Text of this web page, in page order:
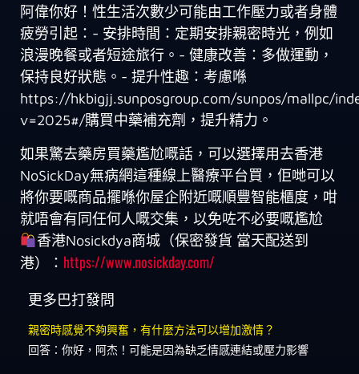
阿偉你好！性生活次數少可能由工作壓力或者身體
疲勞引起：- 安排時間：定期安排親密時光，例如
浪漫晚餐或者短途旅行。- 健康改善：多做運動，
保持良好狀態。- 提升性趣：考慮喺
https://hkbigjj.sunposgroup.com/sunpos/mallpc/
v=2025#/購買中藥補充劑，提升精力。
如果驚去藥房買藥尷尬嘅話，可以選擇用去香港
NoSickDay無病網這種線上醫療平台買，佢哋可以
將你要嘅商品擺喺你屋企附近嘅順豐智能櫃度，咁
就唔會有同任何人嘅交集，以免咗不必要嘅尷尬
香港Nosickdya商城（保密發貨 當天配送到
港）： https://www.nosickday.com/
更多巴打發問
親密時感覺不夠興奮，有什麼方法可以增加激情？
回答：你好，阿杰！可能是因為缺乏情感連結或壓力影響